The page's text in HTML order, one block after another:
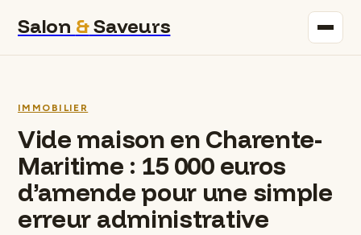
Salon &Saveurs
Gastronomie
Bricolage
IMMOBILIER
Vide maison en Charente-
Maritime : 15 000 euros
d’amende pour une simple
erreur administrative